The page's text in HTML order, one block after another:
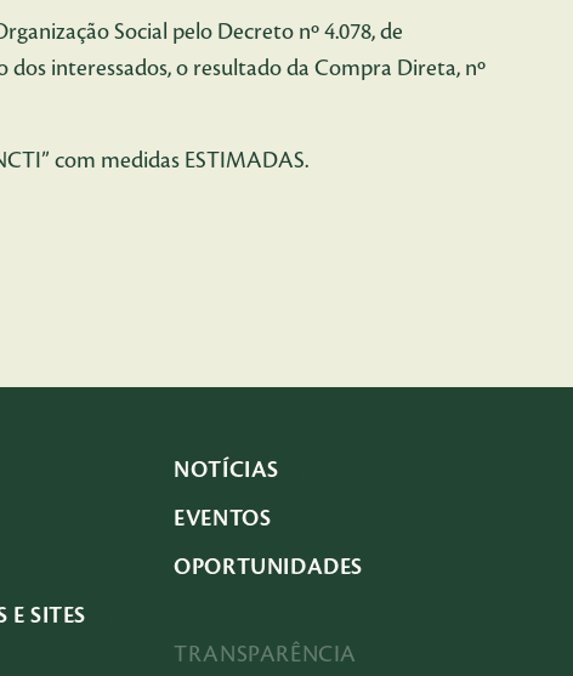
Social pelo Decreto nº 4.078, de
interessados, o resultado da Compra Direta, nº
com medidas ESTIMADAS.
NOTÍCIAS
EVENTOS
OPORTUNIDADES
E SITES
TRANSPARÊNCIA